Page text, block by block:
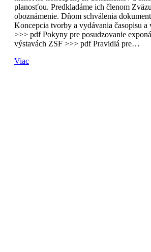
planosťou. Predkladáme ich členom
oboznámenie. Dňom schválenia
Koncepcia tvorby a vydávania časopisu
>>> pdf Pokyny pre posudzovanie
výstavách ZSF >>> pdf Pravidlá pre…
Viac